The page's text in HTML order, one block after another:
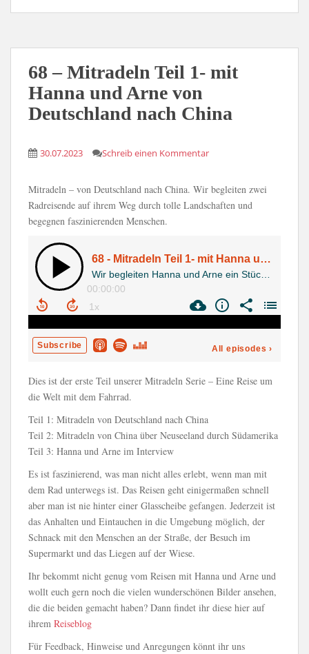
68 – Mitradeln Teil 1- mit
Hanna und Arne von
Deutschland nach China
30.07.2023 Schreib einen Kommentar
Mitradeln – von Deutschland nach China. Wir begleiten zwei
Radreisende auf ihrem Weg durch tolle Landschaften und
begegnen faszinierenden Menschen.
Dies ist der erste Teil unserer Mitradeln Serie – Eine Reise um
die Welt mit dem Fahrrad.
Teil 1: Mitradeln von Deutschland nach China
Teil 2: Mitradeln von China über Neuseeland durch Südamerika
Teil 3: Hanna und Arne im Interview
Es ist faszinierend, was man nicht alles erlebt, wenn man mit
dem Rad unterwegs ist. Das Reisen geht einigermaßen schnell
aber man ist nie hinter einer Glasscheibe gefangen. Jederzeit ist
das Anhalten und Eintauchen in die Umgebung möglich, der
Schnack mit den Menschen an der Straße, der Besuch im
Supermarkt und das Liegen auf der Wiese.
Ihr bekommt nicht genug vom Reisen mit Hanna und Arne und
wollt euch gern noch die vielen wunderschönen Bilder ansehen,
die die beiden gemacht haben? Dann findet ihr diese hier auf
ihrem Reiseblog
Für Feedback, Hinweise und Anregungen könnt ihr uns